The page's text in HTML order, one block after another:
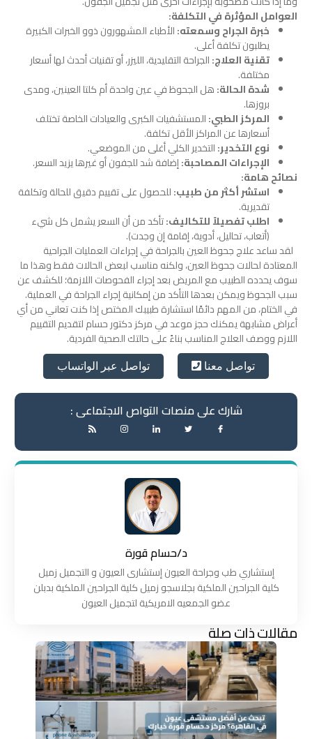
العوامل المؤثرة في التكلفة:
خبرة الجراح وسمعته:الأطباء المشهورون ذوو الخبرات الكبيرة
يطلبون تكلفة أعلى.
تقنية العلاج:الجراحة التقليدية، الليزر، أو تقنيات أحدث لها أسعار
مختلفة.
شدة الحالة:هل الجحوظ في عين واحدة أم كلتا العينين، ومدى
بروزها.
المركز الطبي:المستشفيات الكبرى والعيادات الخاصة تختلف
أسعارها عن المراكز الأقل تكلفة.
نوع التخدير:التخدير الكلي أغلى من الموضعي.
الإجراءات المصاحبة:إضافة شد للجفون أو غيرها يزيد السعر.
نصائح هامة:
استشر أكثر من طبيب:للحصول على تقييم دقيق للحالة وتكلفة
تقديرية.
اطلب تفصيلاً للتكاليف:تأكد من أن السعر يشمل كل شيء
(أتعاب، تحاليل، أدوية، إقامة إن وجدت).
لقد ساعد علاج جحوظ العين بالجراحة في إجراءات العمليات الجراحية
المعتادة لحالات جحوظ العين، ولكنه مناسب لبعض الحالات فقط وهذا ما
سوف يحدده الطبيب مع المريض بعد إجراء الفحوصات اللازمة؛ للكشف عن
سبب الجحوظ ويمكن بعدها التأكد من إمكانية إجراء الجراحة في العملية.
في الختام، من المهم دائمًا استشارة طبيبك المختص إذا كنت تعاني من أي
أعراض مشابهة يمكنك حجز موعد في مركز دكتور حسام لتقديم التقييم
اللازم ووصف العلاج المناسب بناءً على حالتك الصحية الفردية.
تواصل معنا تواصل عبر الواتساب
شارك على منصات التواص الاجتماعى :
د/حسام قورة
إستشاري طب وجراحة العيون إستشارى العيون و التجميل زميل
كلية الجراحين الملكية بجلاسجو زميل كلية الجراحين الملكية بدبلن
عضو الجمعيه الامريكية لتجميل العيون
مقالات ذات صلة